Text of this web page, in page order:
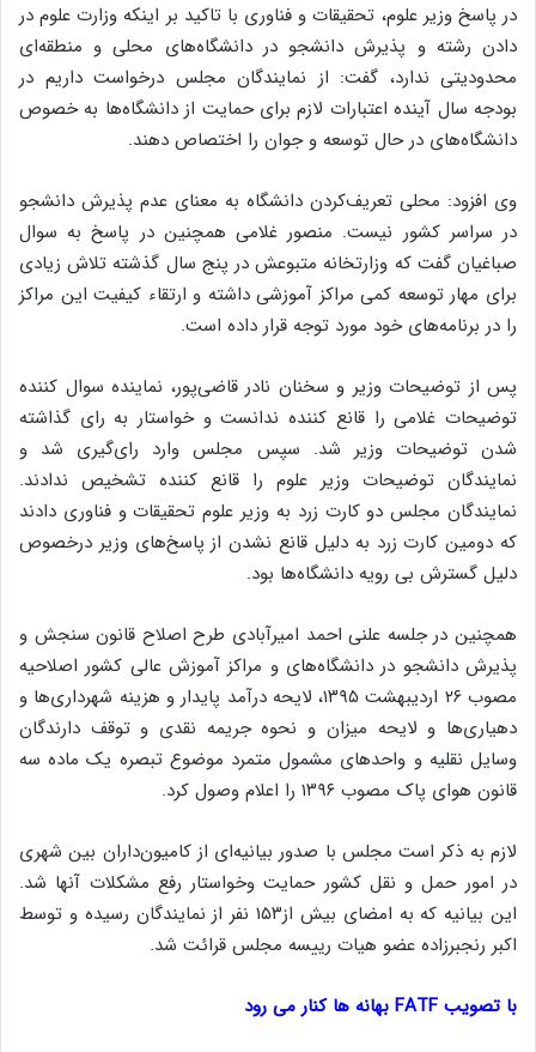
در پاسخ وزیر علوم، تحقیقات و فناوری با تاکید بر اینکه وزارت علوم در
دادن رشته و پذیرش دانشجو در دانشگاه‌های محلی و منطقه‌ای
محدودیتی ندارد، گفت: از نمایندگان مجلس درخواست داریم در
بودجه سال آینده اعتبارات لازم برای حمایت از دانشگاه‌ها به خصوص
دانشگاه‌های در حال توسعه و جوان را اختصاص دهند.
وی افزود: محلی تعریف‌کردن دانشگاه به معنای عدم پذیرش دانشجو
در سراسر کشور نیست. منصور غلامی همچنین در پاسخ به سوال
صباغیان گفت که وزارتخانه متبوعش در پنج سال گذشته تلاش زیادی
برای مهار توسعه کمی مراکز آموزشی داشته و ارتقاء کیفیت این مراکز
را در برنامه‌های خود مورد توجه قرار داده است.
پس از توضیحات وزیر و سخنان نادر قاضی‌پور، نماینده سوال کننده
توضیحات غلامی را قانع کننده ندانست و خواستار به رای گذاشته
شدن توضیحات وزیر شد. سپس مجلس وارد رای‌گیری شد و
نمایندگان توضیحات وزیر علوم را قانع کننده تشخیص ندادند.
نمایندگان مجلس دو کارت زرد به وزیر علوم تحقیقات و فناوری دادند
که دومین کارت زرد به دلیل قانع نشدن از پاسخ‌های وزیر درخصوص
دلیل گسترش بی رویه دانشگاه‌ها بود.
همچنین در جلسه علنی احمد امیرآبادی طرح اصلاح قانون سنجش و
پذیرش دانشجو در دانشگاه‌های و مراکز آموزش عالی کشور اصلاحیه
مصوب ۲۶ اردیبهشت ۱۳۹۵، لایحه درآمد پایدار و هزینه شهرداری‌ها و
دهیاری‌ها و لایحه میزان و نحوه جریمه نقدی و توقف دارندگان
وسایل نقلیه و واحدهای مشمول متمرد موضوع تبصره یک ماده سه
قانون هوای پاک مصوب ۱۳۹۶ را اعلام وصول کرد.
لازم به ذکر است مجلس با صدور بیانیه‌ای از کامیون‌داران بین شهری
در امور حمل و نقل کشور حمایت وخواستار رفع مشکلات آنها شد.
این بیانیه که به امضای بیش از۱۵۳ نفر از نمایندگان رسیده و توسط
اکبر رنجبرزاده عضو هیات رییسه مجلس قرائت شد.
با تصویب FATF بهانه ها کنار می رود